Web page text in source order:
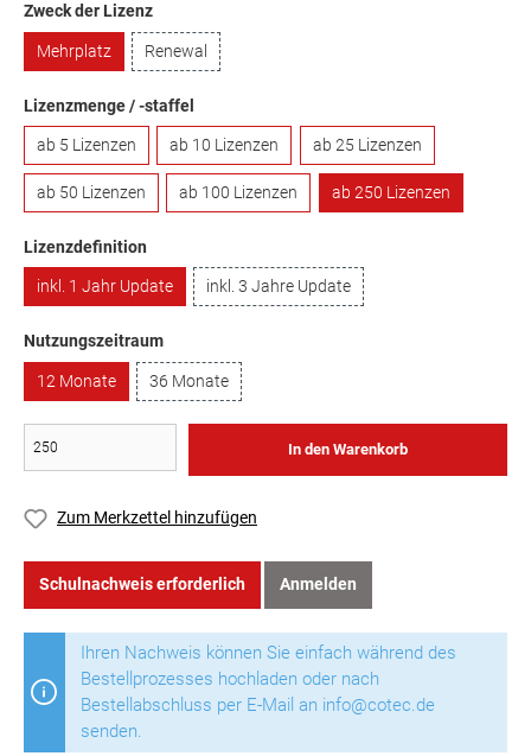
Zweck der Lizenz
Mehrplatz
Renewal
Lizenzmenge / -staffel
ab 5 Lizenzen
ab 10 Lizenzen ab 25 Lizenzen
ab 50 Lizenzen ab 100 Lizenzen ab 250 Lizenzen
Lizenzdefinition
inkl. 1 Jahr Update
inkl. 3 Jahre Update
Nutzungszeitraum
12 Monate
36 Monate
In den Warenkorb
Zum Merkzettel hinzufügen
Schulnachweis erforderlich Anmelden
Ihren Nachweis können Sie einfach während des
Bestellprozesses hochladen oder nach
Bestellabschluss per E-Mail an info@cotec.de
senden.